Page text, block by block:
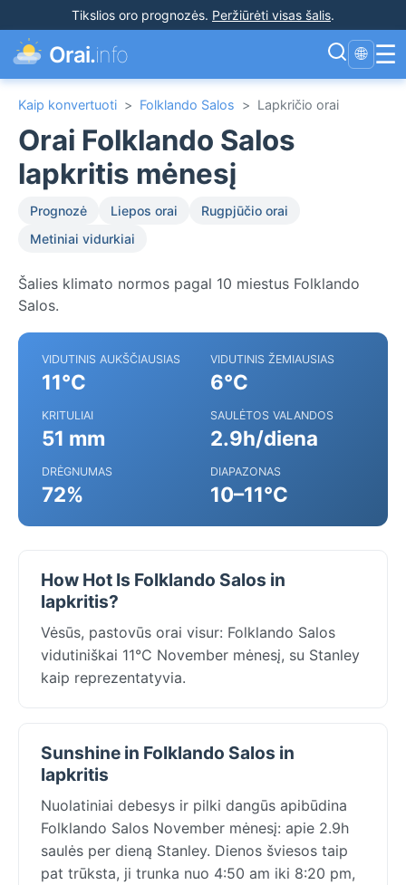
Tikslios oro prognozės. Peržiūrėti visas šalis.
Orai.info 🌐 ☰
Kaip konvertuoti > Folklando Salos > Lapkričio orai
Orai Folklando Salos
lapkritis mėnesį
Prognozė Liepos orai
Rugpjūčio orai
Metiniai vidurkiai
Šalies klimato normos pagal 10 miestus Folklando
Salos.
VIDUTINIS AUKŠČIAUSIAS
11°C
VIDUTINIS ŽEMIAUSIAS
6°C
KRITULIAI
51 mm
SAULĖTOS VALANDOS
2.9h/diena
DRĖGNUMAS
72%
DIAPAZONAS
10–11°C
How Hot Is Folklando Salos in
lapkritis?
Vėsūs, pastovūs orai visur: Folklando Salos
vidutiniškai 11°C November mėnesį, su Stanley
kaip reprezentatyvia.
Sunshine in Folklando Salos in
lapkritis
Nuolatiniai debesys ir pilki dangūs apibūdina
Folklando Salos November mėnesį: apie 2.9h
saulės per dieną Stanley. Dienos šviesos taip
pat trūksta, ji trunka nuo 4:50 am iki 8:20 pm,